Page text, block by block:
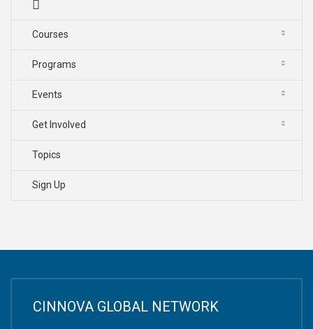
Courses
Programs
Events
Get Involved
Topics
Sign Up
CINNOVA GLOBAL NETWORK